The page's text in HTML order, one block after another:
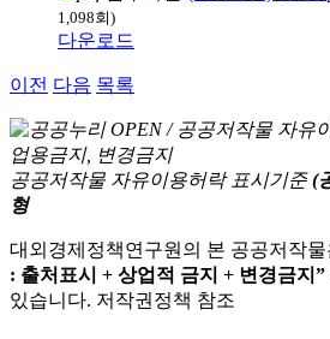
1,098회)
다운로드
이전 다음 목록
공공저작물 자유이용허락 표시기준 (
형
대외경제정책연구원의 본 공공저작물
: 출처표시 + 상업적 금지 + 변경금지”
있습니다. 저작권정책 참조